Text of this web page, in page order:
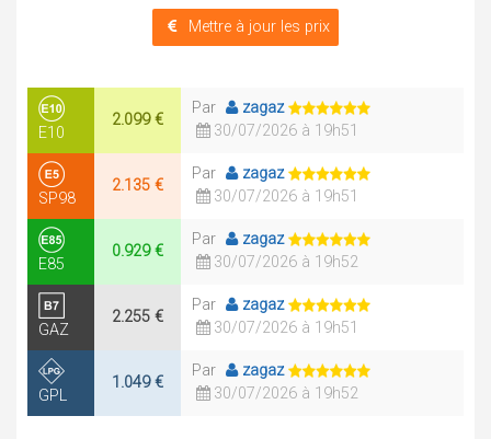
Mettre à jour les prix
E10
2.099 €
Par
zagaz
30/07/2026 à 19h51
SP98
2.135 €
Par
zagaz
30/07/2026 à 19h51
E85
0.929 €
Par
zagaz
30/07/2026 à 19h52
GAZ
2.255 €
Par
zagaz
30/07/2026 à 19h51
GPL
1.049 €
Par
zagaz
30/07/2026 à 19h52